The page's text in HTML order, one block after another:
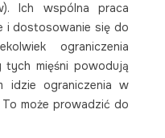
Ich wspólna praca
i dostosowanie się do
ograniczenia
tych mięśni powodują
idzie ograniczenia w
może prowadzić do